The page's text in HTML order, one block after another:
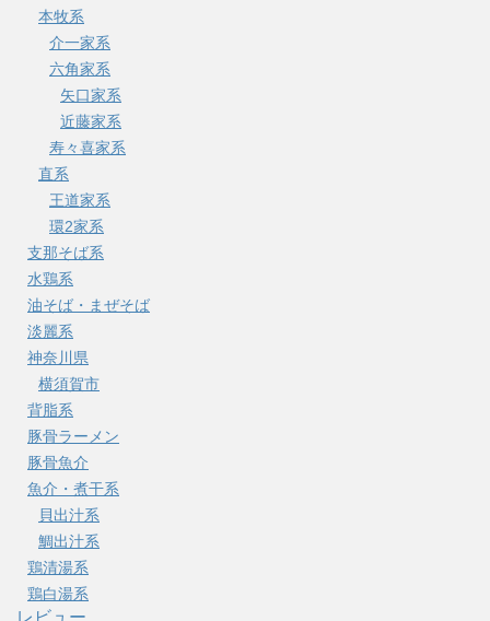
本牧系
介一家系
六角家系
矢口家系
近藤家系
寿々喜家系
直系
王道家系
環2家系
支那そば系
水鶏系
油そば・まぜそば
淡麗系
神奈川県
横須賀市
背脂系
豚骨ラーメン
豚骨魚介
魚介・煮干系
貝出汁系
鯛出汁系
鶏清湯系
鶏白湯系
レビュー